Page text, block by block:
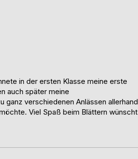
in der ersten Klasse meine erste
auch später meine
ganz verschiedenen Anlässen aller­hand
Viel Spaß beim Blättern wünscht